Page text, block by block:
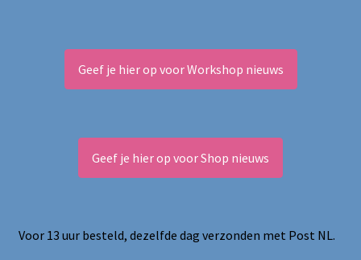
Geef je hier op voor Workshop nieuws
Geef je hier op voor Shop nieuws
Voor 13 uur besteld, dezelfde dag verzonden met Post NL.